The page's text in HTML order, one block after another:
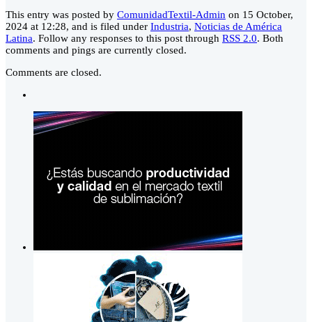
This entry was posted by ComunidadTextil-Admin on 15 October,
2024 at 12:28, and is filed under Industria, Noticias de América
Latina. Follow any responses to this post through RSS 2.0. Both
comments and pings are currently closed.
Comments are closed.